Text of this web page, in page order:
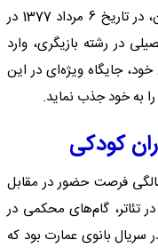
مریم مومن، بازیگر جوان و محبوب کشورمان، در تاریخ 6 مرداد 1377 در
در رشته بازیگری، وارد
جایگاه ویژه‌ای در این
به خود جذب نماید.
کودکی
فرصت حضور در مقابل
تئاتر، گام‌های محکمی در
سریال بانوی عمارت بود که